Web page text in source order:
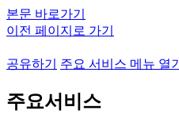
본문 바로가기
이전 페이지로 가기
공유하기 주요 서비스 메뉴 열기
주요서비스